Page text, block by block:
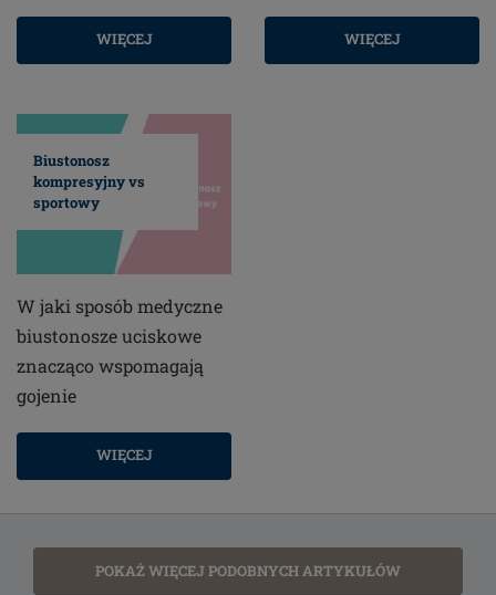
WIĘCEJ WIĘCEJ
Biustonosz
kompresyjny vs
sportowy
W jaki sposób medyczne
biustonosze uciskowe
znacząco wspomagają
gojenie
WIĘCEJ
POKAŻ WIĘCEJ PODOBNYCH ARTYKUŁÓW